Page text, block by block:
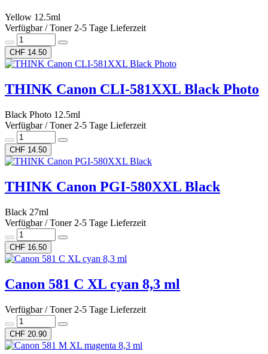
Yellow 12.5ml
Verfügbar / Toner 2-5 Tage Lieferzeit
CHF 14.50
THINK Canon CLI-581XXL Black Photo
Black Photo 12.5ml
Verfügbar / Toner 2-5 Tage Lieferzeit
CHF 14.50
THINK Canon PGI-580XXL Black
Black 27ml
Verfügbar / Toner 2-5 Tage Lieferzeit
CHF 16.50
Canon 581 C XL cyan 8,3 ml
Verfügbar / Toner 2-5 Tage Lieferzeit
CHF 20.90